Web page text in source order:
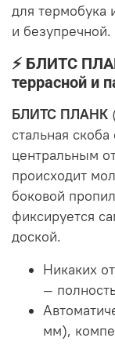
для термобука
и безупречной.
⚡ БЛИТС
террасной и
БЛИТС ПЛАНК
стальная
центральным
происходит
боковой
фиксируется
доской.
Никаких
—
мм),